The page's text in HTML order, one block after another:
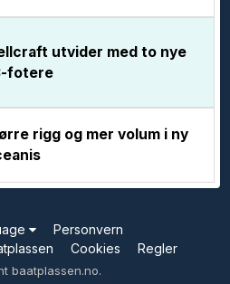
utvider med to nye
fotere
rigg og mer volum i ny
Personvern
Cookies Regler
baatplassen.no.